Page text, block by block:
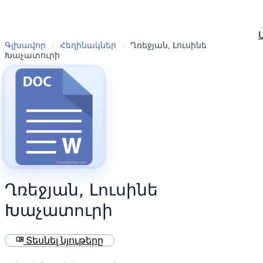
Գլխավոր › Հեղինակներ ›
Ղռեջյան, Լուսինե
Խաչատուրի
Ղռեջյան, Լուսինե
Խաչատուրի
menu_book Տեսնել նյութերը